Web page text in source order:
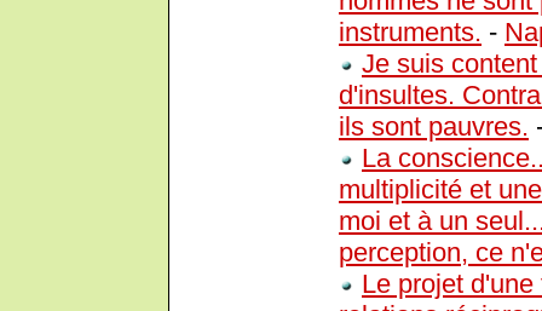
instruments. -
Je suis
d'insultes.
ils sont pauvres.
La
multiplicité et
moi et à un
perception, ce
Le projet